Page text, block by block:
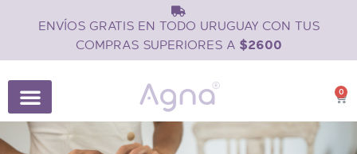
ENVÍOS GRATIS EN TODO URUGUAY CON TUS
COMPRAS SUPERIORES A $2600
0